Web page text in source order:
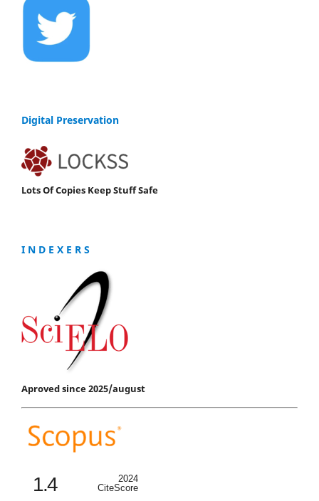
Digital Preservation
Lots Of Copies Keep Stuff Safe
I N D E X E R S
Aproved since 2025/august
1.4
2024
CiteScore